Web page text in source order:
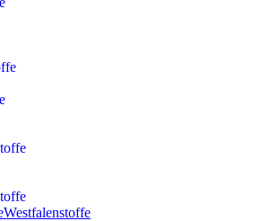
Westfalenstoffe